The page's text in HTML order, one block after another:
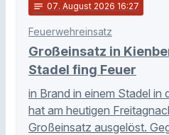
notes 07. August 2026 16:27
Feuerwehreinsatz
Großeinsatz in
Stadel fing Feuer
in Brand in einem Stadel in
hat am heutigen
Großeinsatz ausgelöst.